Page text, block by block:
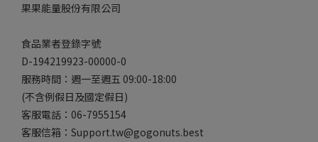
果果能量股份有限公司
食品業者登錄字號
D-194219923-00000-0
服務時間：週一至週五 09:00-18:00
(不含例假日及國定假日)
客服電話：06-7955154
客服信箱：Support.tw@gogonuts.best